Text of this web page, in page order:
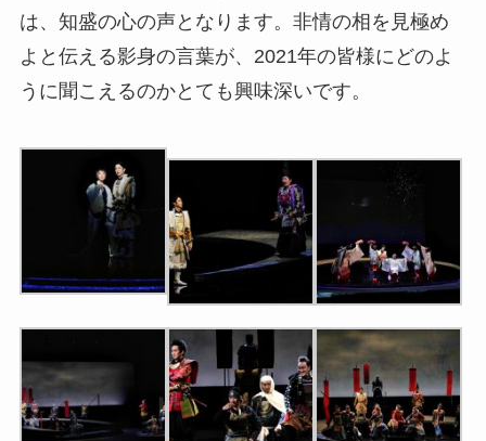
は、知盛の心の声となります。非情の相を見極め
よと伝える影身の言葉が、2021年の皆様にどのよ
うに聞こえるのかとても興味深いです。